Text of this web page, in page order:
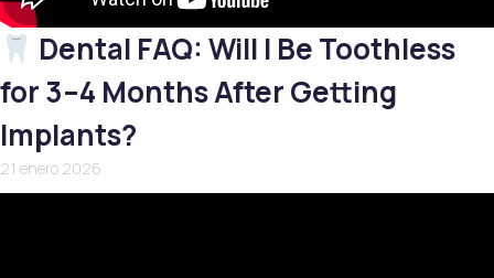
Dental FAQ: Will I Be Toothless
for 3–4 Months After Getting
Implants?
21 enero 2026